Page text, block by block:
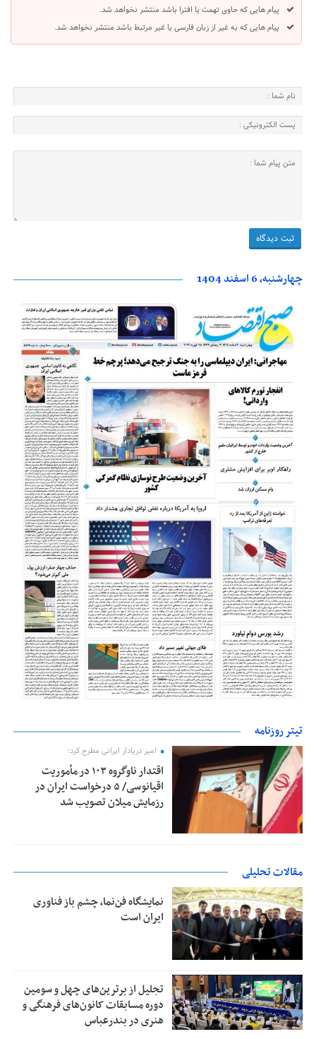
پیام هایی که حاوی تهمت یا افترا باشد منتشر نخواهد شد.
پیام هایی که به غیر از زبان فارسی یا غیر مرتبط باشد منتشر نخواهد شد.
چهارشنبه، 6 اسفند 1404
تیتر روزنامه
امیر دریادار ایرانی مطرح کرد؛
اقتدار ناوگروه ۱۰۳ در مأموریت‌
اقیانوسی/ ۵ درخواست ایران در
رزمایش میلان تصویب شد
مقالات تحلیلی
نمایشگاه فن‌نما، چشم باز فناوری
ایران است
تجلیل از بر‌ترین‌های چهل و سومین
دوره مسابقات کانون‌های فرهنگی و
هنری در بندرعباس